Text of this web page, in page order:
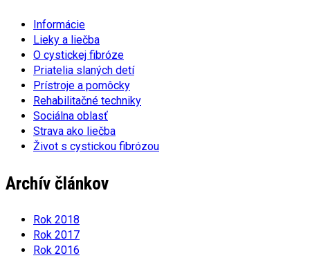
Informácie
Lieky a liečba
O cystickej fibróze
Priatelia slaných detí
Prístroje a pomôcky
Rehabilitačné techniky
Sociálna oblasť
Strava ako liečba
Život s cystickou fibrózou
Archív článkov
Rok 2018
Rok 2017
Rok 2016